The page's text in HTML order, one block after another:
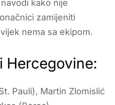
kako nije
zamijeniti
nema sa ekipom.
Hercegovine:
Pauli), Martin Zlomislić